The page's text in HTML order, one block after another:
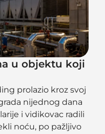
u objektu koji
prolazio kroz svoj
nijednog dana
i vidikovac radili
noću, po pažljivo